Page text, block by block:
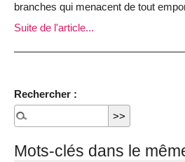
branches qui menacent de tout
Suite de l'article...
Rechercher :
Mots-clés dans le